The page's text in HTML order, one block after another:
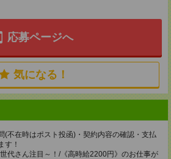
応募ページへ
気になる！
(不在時はポスト投函)・契約内容の確認・支払
す！
代さん注目～！/《高時給2200円》のお仕事が